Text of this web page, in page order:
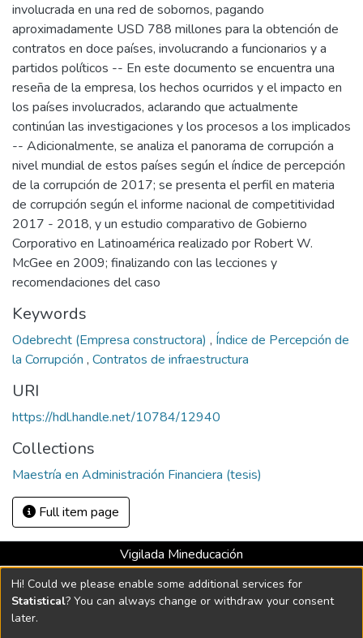
involucrada en una red de sobornos, pagando
aproximadamente USD 788 millones para la obtención de
contratos en doce países, involucrando a funcionarios y a
partidos políticos -- En este documento se encuentra una
reseña de la empresa, los hechos ocurridos y el impacto en
los países involucrados, aclarando que actualmente
continúan las investigaciones y los procesos a los implicados
-- Adicionalmente, se analiza el panorama de corrupción a
nivel mundial de estos países según el índice de percepción
de la corrupción de 2017; se presenta el perfil en materia
de corrupción según el informe nacional de competitividad
2017 - 2018, y un estudio comparativo de Gobierno
Corporativo en Latinoamérica realizado por Robert W.
McGee en 2009; finalizando con las lecciones y
recomendaciones del caso
Keywords
Odebrecht (Empresa constructora) , Índice de Percepción de
la Corrupción , Contratos de infraestructura
URI
https://hdl.handle.net/10784/12940
Collections
Maestría en Administración Financiera (tesis)
Full item page
Vigilada Mineducación
Universidad con Acreditación Institucional hasta 2026 -
Resolución MEN 2158 de 2018
Hi! Could we please enable some additional services for
Statistical? You can always change or withdraw your consent
later.